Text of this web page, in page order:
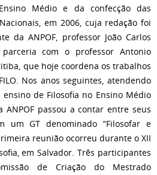
Médio e da confecção das
em 2006, cuja redação foi
da ANPOF, professor João Carlos
com o professor Antonio
que hoje coordena os trabalhos
Nos anos seguintes, atendendo
de Filosofia no Ensino Médio
ANPOF passou a contar entre seus
um GT denominado “Filosofar e
reunião ocorreu durante o XII
em Salvador. Três participantes
de Criação do Mestrado